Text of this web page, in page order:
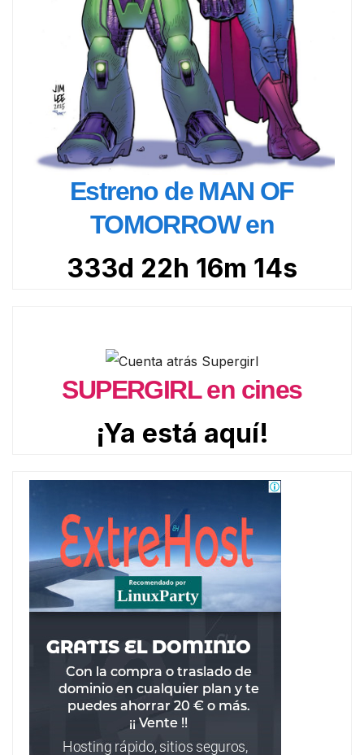
Estreno de MAN OF
TOMORROW en
333d 22h 16m 12s
SUPERGIRL en cines
¡Ya está aquí!